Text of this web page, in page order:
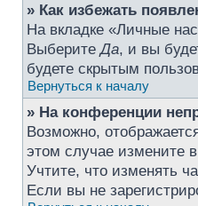
» Как избежать
На вкладке «Личные
ВыберитеДа, и вы
будете скрытым
Вернуться к началу
» На конференции
Возможно,
этом случае измените
Учтите, что изменять
Если вы не